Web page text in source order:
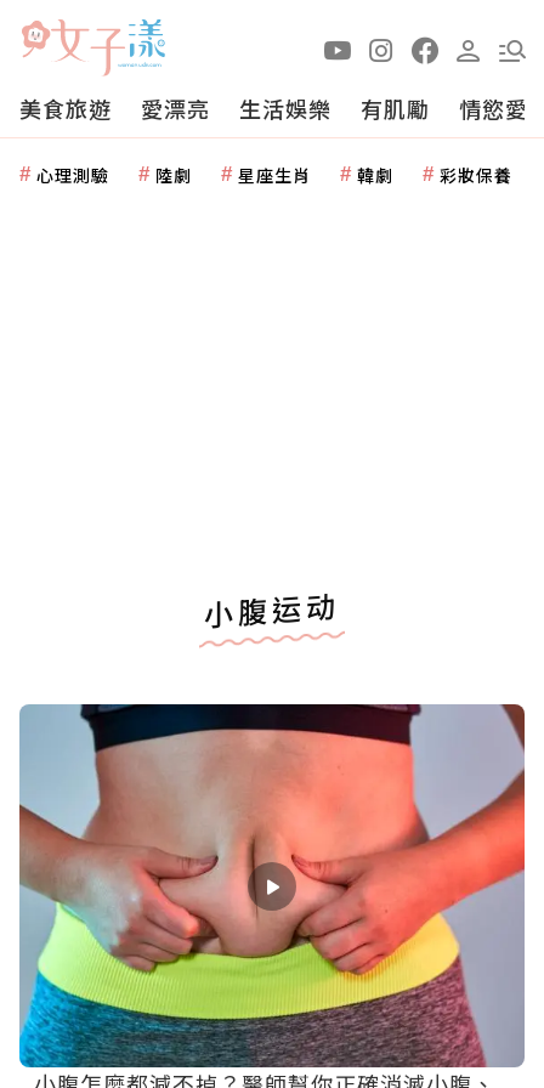
美食旅遊 愛漂亮 生活娛樂 有肌勵 情慾愛
心理測驗 陸劇 星座生肖 韓劇 彩妝保養
小腹运动